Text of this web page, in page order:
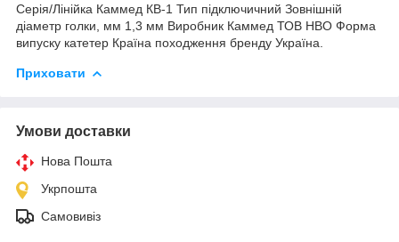
Серія/Лінійка Каммед КВ-1 Тип підключичний Зовнішній
діаметр голки, мм 1,3 мм Виробник Каммед ТОВ НВО Форма
випуску катетер Країна походження бренду Україна.
Приховати
Умови доставки
Нова Пошта
Укрпошта
Самовивіз